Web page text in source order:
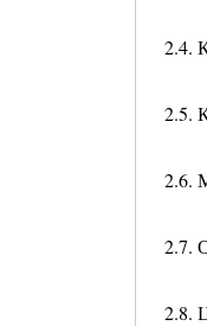
2.4.
2.5.
2.6.
2.7.
2.8.